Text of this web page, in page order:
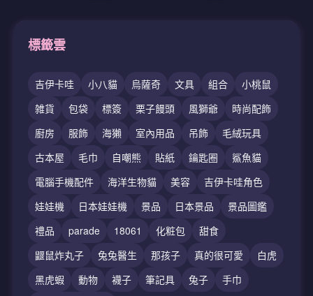
標籤雲
吉伊卡哇 小八貓 烏薩奇 文具 組合
小桃鼠
雑貨
包袋 標簽 栗子饅頭 風獅爺
時尚配飾
廚房
服飾 海獺 室內用品 吊飾
毛絨玩具
古本屋
毛巾 自嘲熊 貼紙 鑰匙圈
鯊魚貓
電腦手機配件
海洋生物貓 美容
吉伊卡哇角色
娃娃機
日本娃娃機 景品 日本景品
景品圖鑑
禮品
parade 18061 化粧包
甜食
鼴鼠炸丸子
兔兔醫生 那孩子 真的很可愛
白虎
黑虎蝦
動物 襪子 筆記具 兔子
手巾